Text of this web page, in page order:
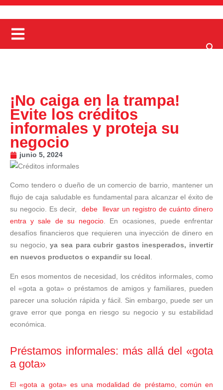
¡No caiga en la trampa!
Evite los créditos
informales y proteja su
negocio
junio 5, 2024
Como tendero o dueño de un comercio de barrio, mantener un
flujo de caja saludable es fundamental para alcanzar el éxito de
su negocio. Es decir,
debe llevar un registro de cuánto dinero
entra y sale de su negocio. En ocasiones, puede enfrentar
desafíos financieros que requieren una inyección de dinero en
su negocio,ya sea para cubrir gastos inesperados, invertir
en nuevos productos o expandir su local.
En esos momentos de necesidad, los créditos informales, como
el «gota a gota» o préstamos de amigos y familiares, pueden
parecer una solución rápida y fácil. Sin embargo, puede ser un
grave error que ponga en riesgo su negocio y su estabilidad
económica.
Préstamos informales: más allá del «gota
a gota»
El «gota a gota» es una modalidad de préstamo, común en